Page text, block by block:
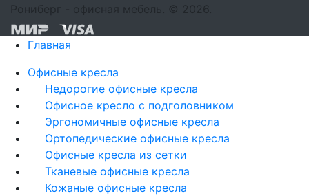
Рониберг - офисная мебель. © 2026.
Главная
Офисные кресла
Недорогие офисные кресла
Офисное кресло с подголовником
Эргономичные офисные кресла
Ортопедические офисные кресла
Офисные кресла из сетки
Тканевые офисные кресла
Кожаные офисные кресла